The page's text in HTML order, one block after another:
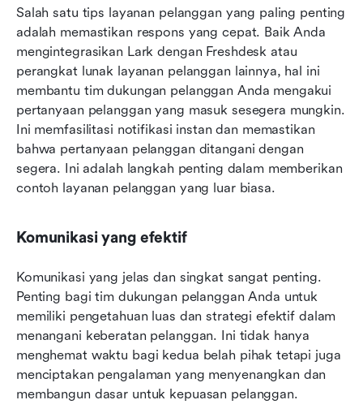
Salah satu tips layanan pelanggan yang paling penting
adalah memastikan respons yang cepat. Baik Anda
mengintegrasikan Lark dengan Freshdesk atau
perangkat lunak layanan pelanggan lainnya, hal ini
membantu tim dukungan pelanggan Anda mengakui
pertanyaan pelanggan yang masuk sesegera mungkin.
Ini memfasilitasi notifikasi instan dan memastikan
bahwa pertanyaan pelanggan ditangani dengan
segera. Ini adalah langkah penting dalam memberikan
contoh layanan pelanggan yang luar biasa.
Komunikasi yang efektif
Komunikasi yang jelas dan singkat sangat penting.
Penting bagi tim dukungan pelanggan Anda untuk
memiliki pengetahuan luas dan strategi efektif dalam
menangani keberatan pelanggan. Ini tidak hanya
menghemat waktu bagi kedua belah pihak tetapi juga
menciptakan pengalaman yang menyenangkan dan
membangun dasar untuk kepuasan pelanggan.